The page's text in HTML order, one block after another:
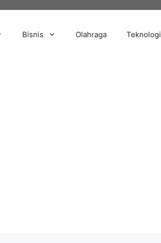
Bisnis Olahraga Teknologi